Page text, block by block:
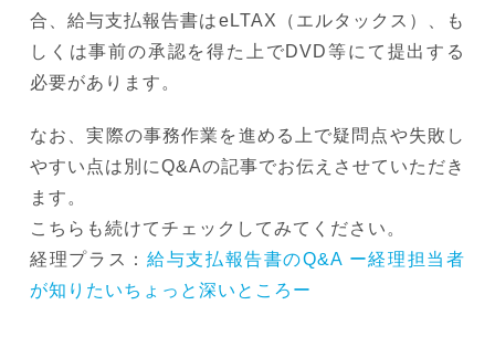
合、給与支払報告書はeLTAX（エルタックス）、も
しくは事前の承認を得た上でDVD等にて提出する
必要があります。
なお、実際の事務作業を進める上で疑問点や失敗し
やすい点は別にQ&Aの記事でお伝えさせていただき
ます。
こちらも続けてチェックしてみてください。
経理プラス： 給与支払報告書のQ&A ー経理担当者
が知りたいちょっと深いところー